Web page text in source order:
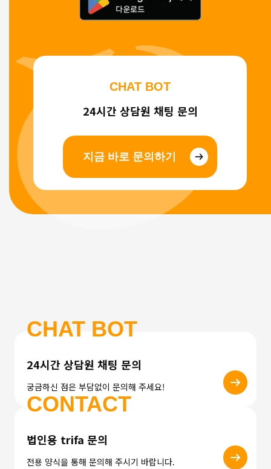
CHAT BOT
24시간 상담원 채팅 문의
지금 바로 문의하기
CHAT BOT
24시간 상담원 채팅 문의
궁금하신 점은 부담없이 문의해 주세요!
CONTACT
법인용 trifa 문의
전용 양식을 통해 문의해 주시기 바랍니다.